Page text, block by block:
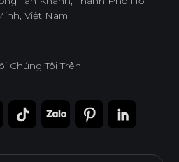
Việt Nam
Chúng Tôi Trên